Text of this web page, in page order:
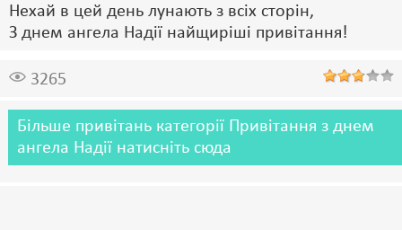
Нехай в цей день лунають з всіх сторін,
З днем ангела Надії найщиріші привітання!
3265
Більше привітань категорії Привітання з днем
ангела Надії натисніть сюда